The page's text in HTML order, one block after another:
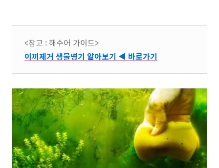
<참고 : 해수어 가이드>
이끼제거 생물병기 알아보기 ◀ 바로가기